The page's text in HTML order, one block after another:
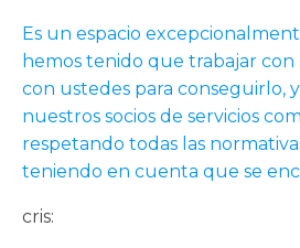
Es un espacio
hemos tenido que trabajar
con ustedes para conseguirlo,
nuestros socios de servicios
respetando todas las
teniendo en cuenta que se
cris: